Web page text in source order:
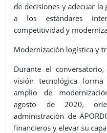
de decisiones y adecuar
a los estándares
competitividad y
Modernización logística y
Durante el
visión tecnológica
amplio de
agosto de 2020,
administración de
financieros y elevar su